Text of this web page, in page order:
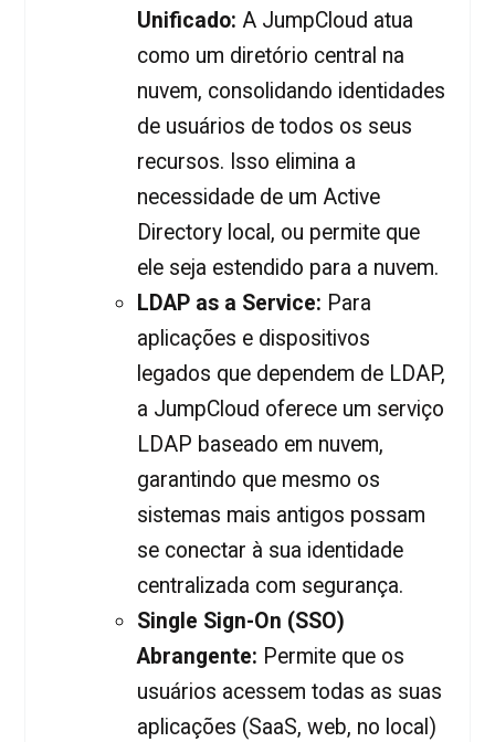
Unificado: A JumpCloud atua
como um diretório central na
nuvem, consolidando identidades
de usuários de todos os seus
recursos. Isso elimina a
necessidade de um Active
Directory local, ou permite que
ele seja estendido para a nuvem.
LDAP as a Service: Para
aplicações e dispositivos
legados que dependem de LDAP,
a JumpCloud oferece um serviço
LDAP baseado em nuvem,
garantindo que mesmo os
sistemas mais antigos possam
se conectar à sua identidade
centralizada com segurança.
Single Sign-On (SSO)
Abrangente: Permite que os
usuários acessem todas as suas
aplicações (SaaS, web, no local)